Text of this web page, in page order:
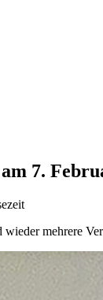
7.
mehrere